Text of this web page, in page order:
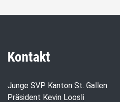
Kontakt
Junge SVP Kanton St. Gallen
Präsident Kevin Loosli